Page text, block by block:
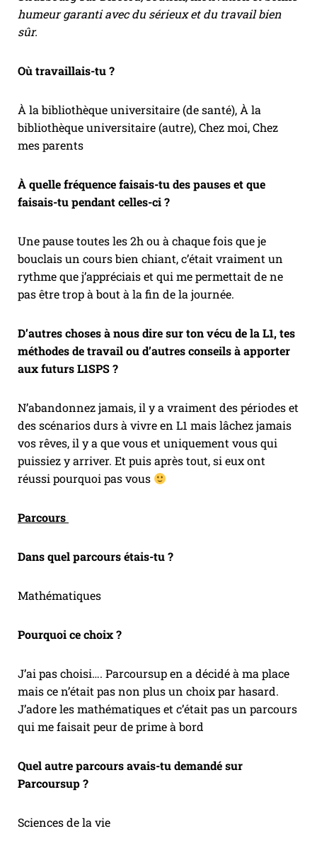
humeur garanti avec du sérieux et du travail bien
sûr.
Où travaillais-tu ?
À la bibliothèque universitaire (de santé), À la
bibliothèque universitaire (autre), Chez moi, Chez
mes parents
À quelle fréquence faisais-tu des pauses et que
faisais-tu pendant celles-ci ?
Une pause toutes les 2h ou à chaque fois que je
bouclais un cours bien chiant, c’était vraiment un
rythme que j’appréciais et qui me permettait de ne
pas être trop à bout à la fin de la journée.
D’autres choses à nous dire sur ton vécu de la L1, tes
méthodes de travail ou d’autres conseils à apporter
aux futurs L1SPS ?
N’abandonnez jamais, il y a vraiment des périodes et
des scénarios durs à vivre en L1 mais lâchez jamais
vos rêves, il y a que vous et uniquement vous qui
puissiez y arriver. Et puis après tout, si eux ont
réussi pourquoi pas vous
Parcours
Dans quel parcours étais-tu ?
Mathématiques
Pourquoi ce choix ?
J’ai pas choisi…. Parcoursup en a décidé à ma place
mais ce n’était pas non plus un choix par hasard.
J’adore les mathématiques et c’était pas un parcours
qui me faisait peur de prime à bord
Quel autre parcours avais-tu demandé sur
Parcoursup ?
Sciences de la vie